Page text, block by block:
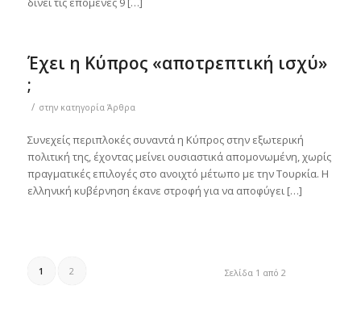
Έχει η Κύπρος «αποτρεπτική ισχύ»
;
/ στην κατηγορία Άρθρα
Συνεχείς περιπλοκές συναντά η Κύπρος στην εξωτερική
πολιτική της, έχοντας μείνει ουσιαστικά απομονωμένη, χωρίς
πραγματικές επιλογές στο ανοιχτό μέτωπο με την Τουρκία. Η
ελληνική κυβέρνηση έκανε στροφή για να αποφύγει […]
Σελίδα 1 από 2
1 2